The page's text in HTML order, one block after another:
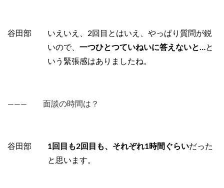
谷田部 いえいえ、2回目とはいえ、やっぱり質問が鋭
いので、 一つひとつていねいに答えないと…と
いう緊張感はありましたね。
――― 面談の時間は？
谷田部 1回目も2回目も、それぞれ1時間ぐらいだった
と思います。